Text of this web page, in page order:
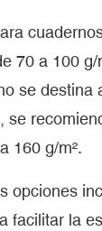
70 a 100 g/
se destina
se
160 g/m².
opciones
facilitar la